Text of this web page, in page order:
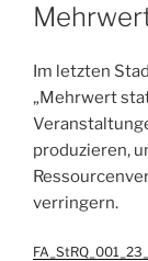
Im letzten
„Mehrwert
produzieren,
verringern.